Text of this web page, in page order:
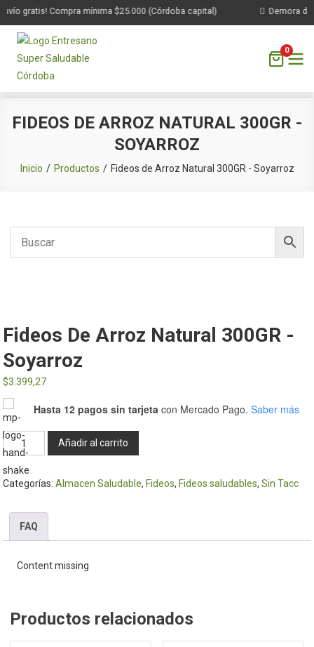
gratis! Compra mínima $25.000 (Córdoba capital) Demora de
0
FIDEOS DE ARROZ NATURAL 300GR -
SOYARROZ
Inicio Productos Fideos de Arroz Natural 300GR - Soyarroz
Fideos De Arroz Natural 300GR -
Soyarroz
$3.399,27
Hasta 12 pagos sin tarjeta con Mercado Pago. Saber más
Fideos
de
Arroz
Natural
Soyarroz
cantidad
Añadir al carrito
Categorías:Almacen Saludable, Fideos, Fideos saludables,Sin Tacc
FAQ
Content missing
Productos relacionados